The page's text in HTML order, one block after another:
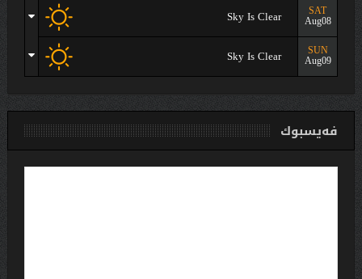
SAT
Aug08
Sky Is Clear
SUN
Aug09
Sky Is Clear
فەیسبوك